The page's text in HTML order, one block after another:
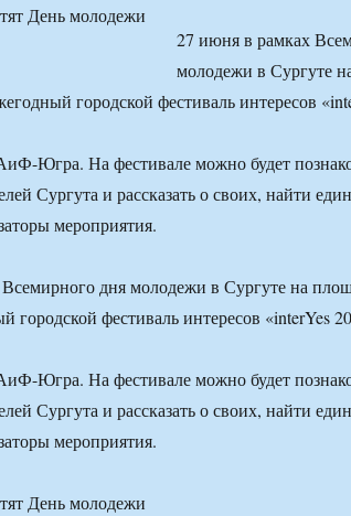
27 июня в рамках
молодежи в Сургуте
городской фестиваль интересов
Югра. На фестивале можно будет
Сургута и рассказать о своих, найти
мероприятия.
дня молодежи в Сургуте на
городской фестиваль интересов «interYes
Югра. На фестивале можно будет
Сургута и рассказать о своих, найти
мероприятия.